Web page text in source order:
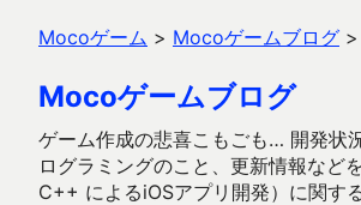
Mocoゲーム > Mocoゲームブログ >
Mocoゲームブログ
ゲーム作成の悲喜こもごも… 開発状
ログラミングのこと、更新情報な
C++ によるiOSアプリ開発）に関す